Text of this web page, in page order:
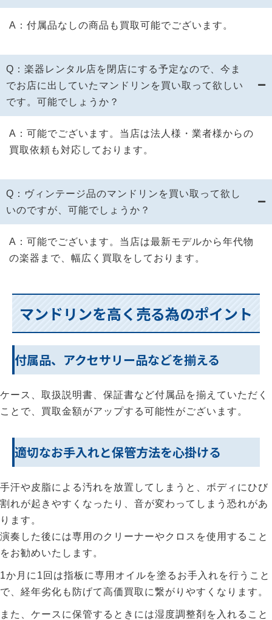
A：付属品なしの商品も買取可能でございます。
Q：楽器レンタル店を閉店にする予定なので、今ま
でお店に出していたマンドリンを買い取って欲しい
です。可能でしょうか？
A：可能でございます。当店は法人様・業者様からの
買取依頼も対応しております。
Q：ヴィンテージ品のマンドリンを買い取って欲し
いのですが、可能でしょうか？
A：可能でございます。当店は最新モデルから年代物
の楽器まで、幅広く買取をしております。
マンドリンを高く売る為のポイント
付属品、アクセサリー品などを揃える
ケース、取扱説明書、保証書など付属品を揃えていただく
ことで、買取金額がアップする可能性がございます。
適切なお手入れと保管方法を心掛ける
手汗や皮脂による汚れを放置してしまうと、ボディにひび
割れが起きやすくなったり、音が変わってしまう恐れがあ
ります。
演奏した後には専用のクリーナーやクロスを使用すること
をお勧めいたします。
1か月に1回は指板に専用オイルを塗るお手入れを行うこと
で、経年劣化も防げて高価買取に繋がりやすくなります。
また、ケースに保管するときには湿度調整剤を入れること